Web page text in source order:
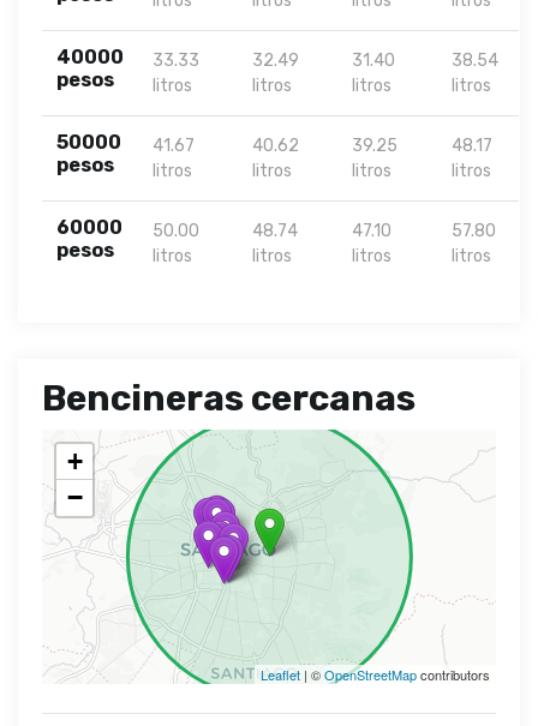
40000
pesos
33.33
litros
32.49
litros
31.40
litros
38.54
litros
50000
pesos
41.67
litros
40.62
litros
39.25
litros
48.17
litros
60000
pesos
50.00
litros
48.74
litros
47.10
litros
57.80
litros
Bencineras cercanas
+
−
Leaflet | ©OpenStreetMapcontributors